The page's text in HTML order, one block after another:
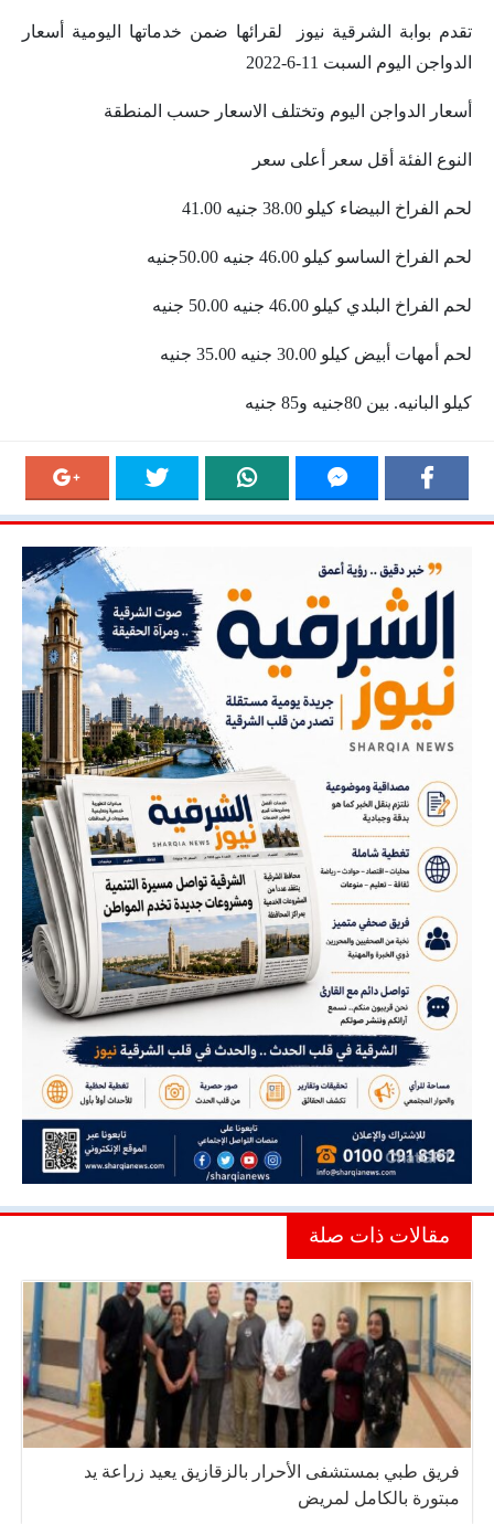
تقدم بوابة الشرقية نيوز لقرائها ضمن خدماتها اليومية أسعار
الدواجن اليوم السبت 11-6-2022
أسعار الدواجن اليوم وتختلف الاسعار حسب المنطقة
النوع الفئة أقل سعر أعلى سعر
لحم الفراخ البيضاء كيلو 38.00 جنيه 41.00
لحم الفراخ الساسو كيلو 46.00 جنيه 50.00جنيه
لحم الفراخ البلدي كيلو 46.00 جنيه 50.00 جنيه
لحم أمهات أبيض كيلو 30.00 جنيه 35.00 جنيه
كيلو البانيه. بين 80جنيه و85 جنيه
مقالات ذات صلة
فريق طبي بمستشفى الأحرار بالزقازيق يعيد زراعة يد
مبتورة بالكامل لمريض